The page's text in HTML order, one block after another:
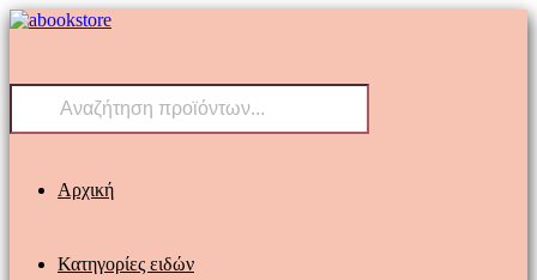
Skip
Products
Αρχική
Κατηγορίες ειδών